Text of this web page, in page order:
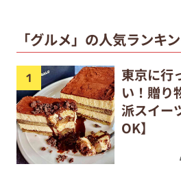
「グルメ」の人気ランキ
東京に行
い！贈り
派スイー
OK】